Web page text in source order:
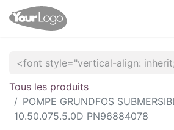
Tous les produits
POMPE GRUNDFOS
10.50.075.5.0D PN96884078